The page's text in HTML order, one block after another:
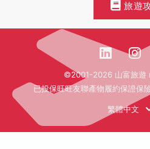
旅遊
©2001-2026 山富旅遊
已投保旺旺友聯產物履約保證保
繁體中文